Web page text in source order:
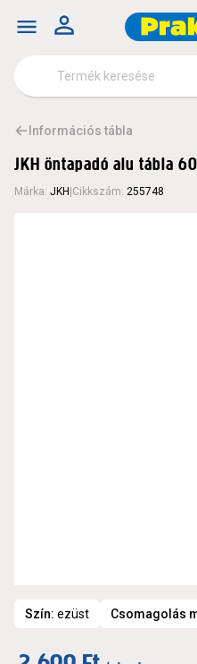
Információs tábla
JKH öntapadó alu tábla
Márka: JKH Cikkszám: 255748
Szín: ezüst Csomagolás